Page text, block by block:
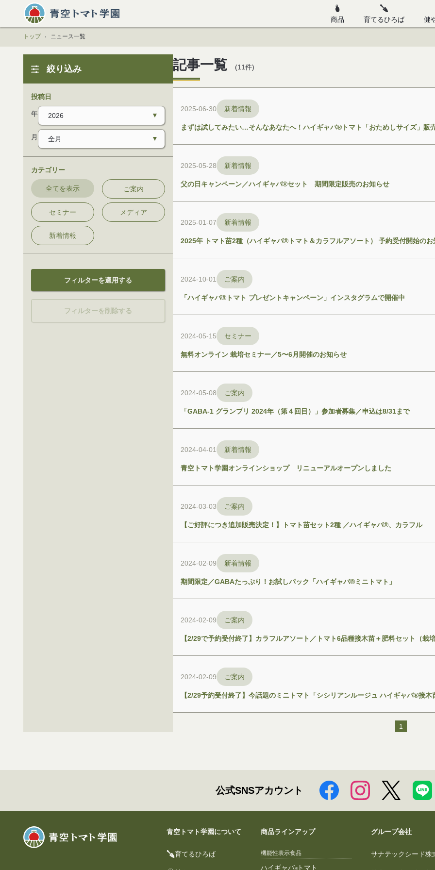
商品
野菜の苗（トマト）：季節限定
育てるひろば 健
トップ ニュース一覧
絞り込み
投稿日
年
月
カテゴリー
全てを表示 ご案内
セミナー メディア
新着情報
フィルターを適用する
フィルターを削除する
記事一覧 (11件)
2025-06-30 新着情報
まずは試してみたい…そんなあなたへ！ハイギャバ®トマト「おためしサイズ」販
2025-05-28 新着情報
父の日キャンペーン／ハイギャバ®セット 期間限定販売のお知らせ
2025-01-07 新着情報
2025年 トマト苗2種（ハイギャバ®トマト＆カラフルアソート） 予約受付開始のお
2024-10-01 ご案内
「ハイギャバ®トマト プレゼントキャンペーン」インスタグラムで開催中
2024-05-15 セミナー
無料オンライン 栽培セミナー／5〜6月開催のお知らせ
2024-05-08 ご案内
「GABA-1 グランプリ 2024年（第４回目）」参加者募集／申込は8/31まで
2024-04-01 新着情報
青空トマト学園オンラインショップ リニューアルオープンしました
2024-03-03 ご案内
【ご好評につき追加販売決定！】トマト苗セット2種 ／ハイギャバ®、カラフル
2024-02-09 新着情報
期間限定／GABAたっぷり！お試しパック「ハイギャバ®ミニトマト」
2024-02-09 ご案内
【2/29で予約受付終了】カラフルアソート／トマト6品種接木苗＋肥料セット（栽
2024-02-09 ご案内
【2/29予約受付終了】今話題のミニトマト「シシリアンルージュ ハイギャバ®接
1
公式SNSアカウント
青空トマト学園について
育てるひろば
商品ラインアップ
機能性表示食品
ハイギャバ トマト
グループ会社
サナテックシード株